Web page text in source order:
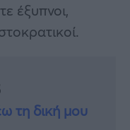
έξυπνοι,
τη δική μου